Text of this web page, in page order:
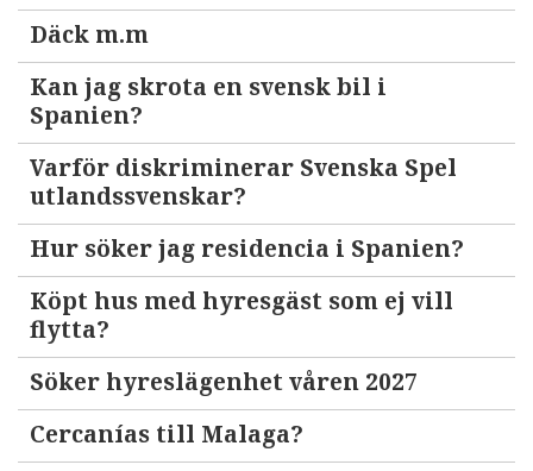
Däck m.m
Kan jag skrota en svensk bil i
Spanien?
Varför diskriminerar Svenska Spel
utlandssvenskar?
Hur söker jag residencia i Spanien?
Köpt hus med hyresgäst som ej vill
flytta?
Söker hyreslägenhet våren 2027
Cercanías till Malaga?